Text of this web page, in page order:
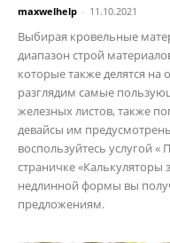
maxwelhelp - 11.10.2021
Выбирая кровельные
диапазон строй
которые также делятся
разглядим самые
железных листов, также
девайсы им
воспользуйтесь услугой «
страничке «Калькуляторы
недлинной формы вы
предложениям.